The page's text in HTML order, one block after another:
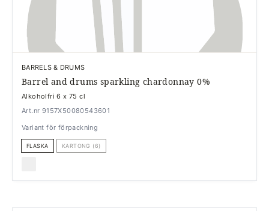
BARRELS & DRUMS
Barrel and drums sparkling chardonnay 0%
Alkoholfri 6 x 75 cl
Art.nr 9157X50080543601
Variant för förpackning
FLASKA KARTONG (6)